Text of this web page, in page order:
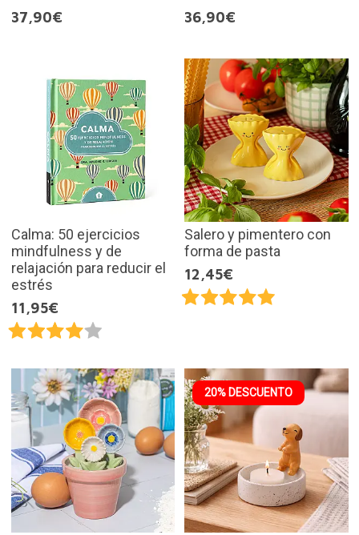
37,90€
36,90€
Calma: 50 ejercicios
mindfulness y de
relajación para reducir el
estrés
11,95€
Salero y pimentero con
forma de pasta
12,45€
20% DESCUENTO